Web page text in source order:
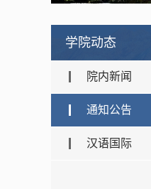
学院动态
院内新闻
通知公告
汉语国际